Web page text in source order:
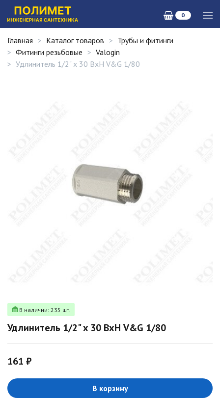
0
Главная Каталог товаров
Трубы и фитинги
Фитинги резьбовые
Valogin
Удлинитель 1/2" x 30 ВхН V&G 1/80
В наличии: 235 шт.
Удлинитель 1/2" x 30 ВхН V&G 1/80
161 ₽
В корзину